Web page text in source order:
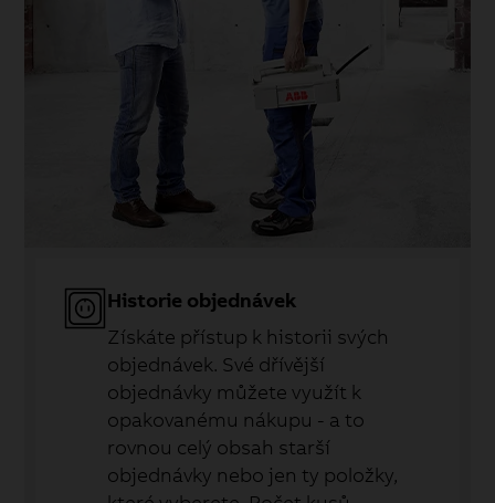
Historie objednávek
Získáte přístup k historii svých
objednávek. Své dřívější
objednávky můžete využít k
opakovanému nákupu - a to
rovnou celý obsah starší
objednávky nebo jen ty položky,